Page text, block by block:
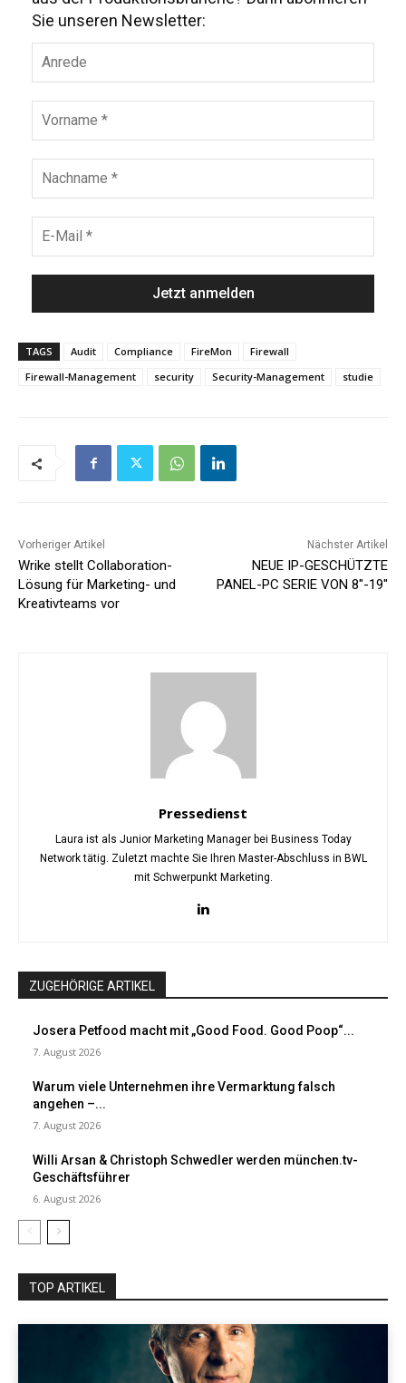
Sie unseren Newsletter:
TAGS Audit Compliance FireMon
Firewall
Firewall-Management
security Security-Management studie
Vorheriger Artikel
Wrike stellt Collaboration-
Lösung für Marketing- und
Kreativteams vor
Nächster Artikel
NEUE IP-GESCHÜTZTE
PANEL-PC SERIE VON 8″-19″
Pressedienst
Laura ist als Junior Marketing Manager bei Business Today
Network tätig. Zuletzt machte Sie Ihren Master-Abschluss in BWL
mit Schwerpunkt Marketing.
ZUGEHÖRIGE ARTIKEL
Josera Petfood macht mit „Good Food. Good Poop“...
7. August 2026
Warum viele Unternehmen ihre Vermarktung falsch
angehen –...
7. August 2026
Willi Arsan & Christoph Schwedler werden münchen.tv-
Geschäftsführer
6. August 2026
TOP ARTIKEL